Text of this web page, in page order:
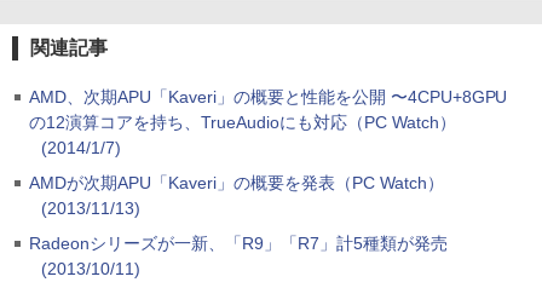
関連記事
AMD、次期APU「Kaveri」の概要と性能を公開 〜4CPU+8GPU
の12演算コアを持ち、TrueAudioにも対応（PC Watch）
(2014/1/7)
AMDが次期APU「Kaveri」の概要を発表（PC Watch）
(2013/11/13)
Radeonシリーズが一新、「R9」「R7」計5種類が発売
(2013/10/11)